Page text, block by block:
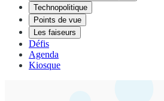
Technopolitique
Points de vue
Les faiseurs
Défis
Agenda
Kiosque